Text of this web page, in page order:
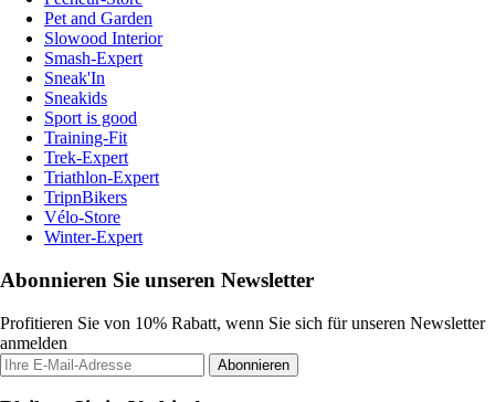
Pet and Garden
Slowood Interior
Smash-Expert
Sneak'In
Sneakids
Sport is good
Training-Fit
Trek-Expert
Triathlon-Expert
TripnBikers
Vélo-Store
Winter-Expert
Abonnieren Sie unseren Newsletter
Profitieren Sie von 10% Rabatt, wenn Sie sich für unseren Newsletter
anmelden
Abonnieren